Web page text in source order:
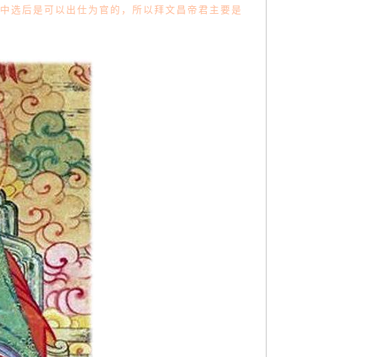
中选后是可以出仕为官的，所以拜文昌帝君主要是